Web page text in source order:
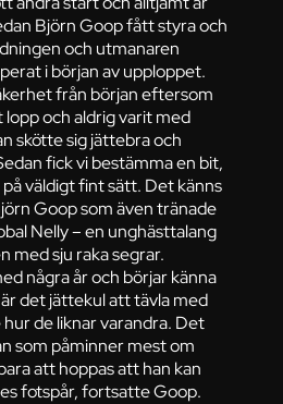
Björn Goop fått styra och
och utmanaren
i början av upploppet.
från början eftersom
och aldrig varit med
skötte sig jättebra och
fick vi bestämma en bit,
väldigt fint sätt. Det känns
Goop som även tränade
Nelly – en unghästtalang
med sju raka segrar.
några år och börjar känna
det jättekul att tävla med
de liknar varandra. Det
som påminner mest om
att hoppas att han kan
fotspår, fortsatte Goop.